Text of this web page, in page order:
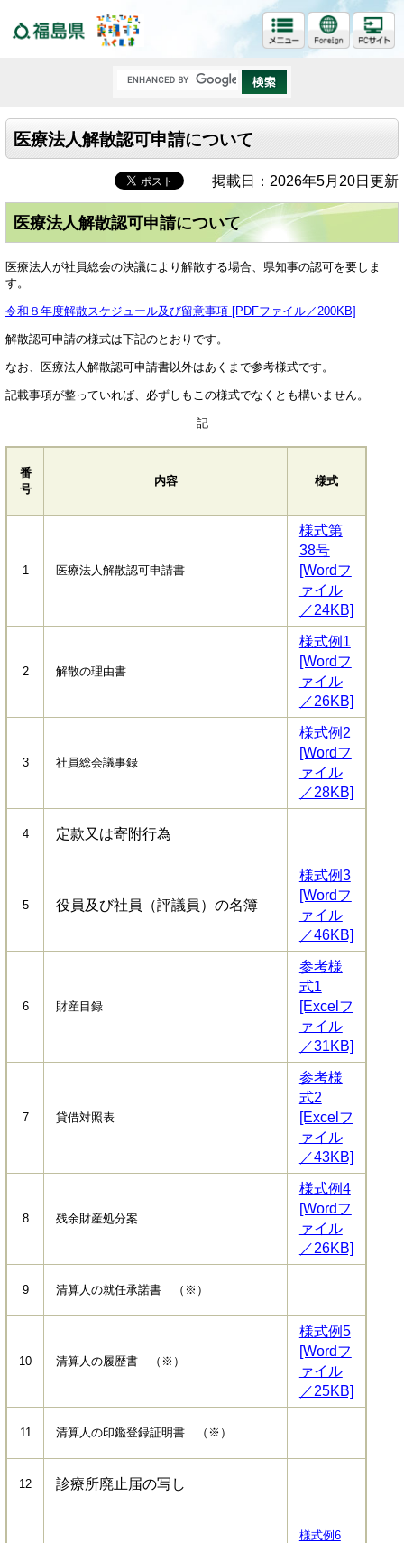
医療法人解散認可申請について
掲載日：2026年5月20日更新
医療法人解散認可申請について
医療法人が社員総会の決議により解散する場合、県知事の認可を要しま
す。
令和８年度解散スケジュール及び留意事項 [PDFファイル／200KB]
解散認可申請の様式は下記のとおりです。
なお、医療法人解散認可申請書以外はあくまで参考様式です。
記載事項が整っていれば、必ずしもこの様式でなくとも構いません。
記
番
号
内容 様式
1 医療法人解散認可申請書
様式第
38号
[Wordフ
ァイル
／24KB]
2 解散の理由書
様式例1
[Wordフ
ァイル
／26KB]
3 社員総会議事録
様式例2
[Wordフ
ァイル
／28KB]
4 定款又は寄附行為
5 役員及び社員（評議員）の名簿
様式例3
[Wordフ
ァイル
／46KB]
6 財産目録
参考様
式1
[Excelフ
ァイル
／31KB]
7 貸借対照表
参考様
式2
[Excelフ
ァイル
／43KB]
8 残余財産処分案
様式例4
[Wordフ
ァイル
／26KB]
9 清算人の就任承諾書 （※）
10 清算人の履歴書 （※）
様式例5
[Wordフ
ァイル
／25KB]
11 清算人の印鑑登録証明書 （※）
12 診療所廃止届の写し
様式例6